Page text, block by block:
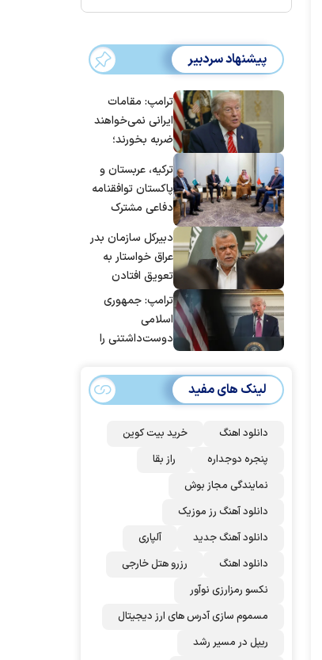
پیشنهاد سردبیر
ترامپ: مقامات
ایرانی نمی‌خواهند
ضربه بخورند؛
توافق برسند
ترکیه، عربستان و
پاکستان توافقنامه
دفاعی مشترک
دبیرکل سازمان بدر
عراق خواستار به
تعویق افتادن
پاسخ به حمله
عربستان و آمریکا
شد
ترامپ: جمهوری
اسلامی
دوست‌داشتنی را
برای بزرگ‌ترین
حمله آماده بودیم
است، درست
است؟
لینک های مفید
دانلود اهنگ
خرید بیت کوین
پنجره دوجداره
راز بقا
نمایندگی مجاز بوش
دانلود آهنگ رز‌ موزیک
دانلود آهنگ جدید
آلپاری
دانلود اهنگ
رزرو هتل خارجی
نکسو رمزارزی نوآور
مسموم سازی آدرس های ارز دیجیتال
ریپل در مسیر رشد